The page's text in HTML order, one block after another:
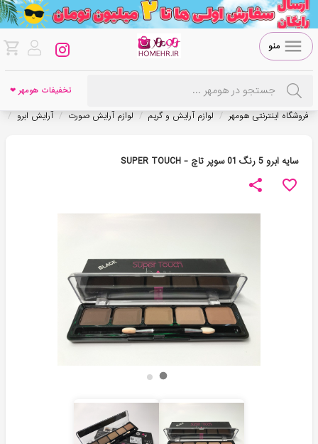
منو
تخفیفات هومهر ❤
فروشگاه اینترنتی هومهر / لوازم آرایش و گریم / لوازم آرایش صورت / آرایش ابرو /
سایه ابرو 5 رنگ 01 سوپر تاچ - SUPER TOUCH